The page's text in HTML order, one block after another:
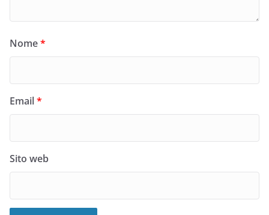
Nome*
Email*
Sito web